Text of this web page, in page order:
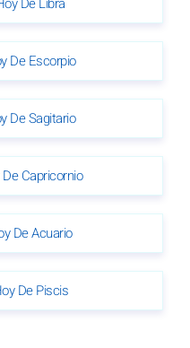
De Escorpio
De Sagitario
Capricornio
De Acuario
De Piscis